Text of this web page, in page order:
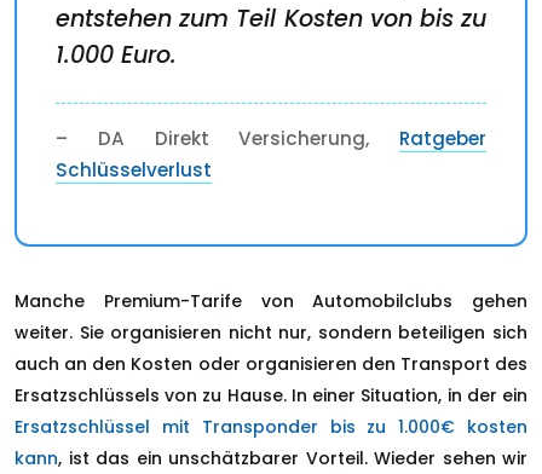
entstehen zum Teil Kosten von bis zu
1.000 Euro.
– DA Direkt Versicherung, Ratgeber
Schlüsselverlust
Manche Premium-Tarife von Automobilclubs gehen
weiter. Sie organisieren nicht nur, sondern beteiligen sich
auch an den Kosten oder organisieren den Transport des
Ersatzschlüssels von zu Hause. In einer Situation, in der ein
Ersatzschlüssel mit Transponder bis zu 1.000€ kosten
kann, ist das ein unschätzbarer Vorteil. Wieder sehen wir